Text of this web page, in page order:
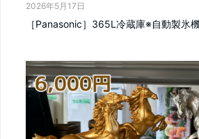
2026年5月17日
［Panasonic］365L冷蔵庫※自動製氷